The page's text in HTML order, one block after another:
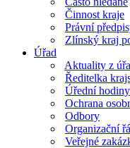
Činnost kraje
Právní
Zlínský kraj
Úřad
Aktuality z
Ředitelka
Úřední hodiny
Ochrana
Odbory
Organizační
Veřejné